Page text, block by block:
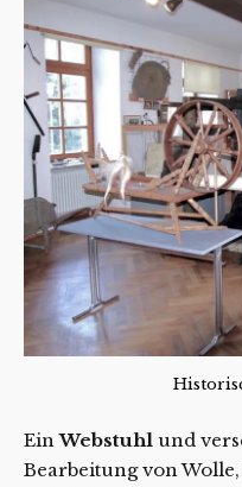
EinWebstuhl und
Bearbeitung von